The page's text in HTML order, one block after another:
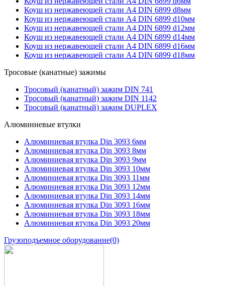
Коуш из нержавеющей стали А4 DIN 6899 d8мм
Коуш из нержавеющей стали А4 DIN 6899 d10мм
Коуш из нержавеющей стали А4 DIN 6899 d12мм
Коуш из нержавеющей стали А4 DIN 6899 d14мм
Коуш из нержавеющей стали А4 DIN 6899 d16мм
Коуш из нержавеющей стали А4 DIN 6899 d18мм
Тросовые (канатные) зажимы
Тросовый (канатный) зажим DIN 741
Тросовый (канатный) зажим DIN 1142
Тросовый (канатный) зажим DUPLEX
Алюминиевые втулки
Алюминиевая втулка Din 3093 6мм
Алюминиевая втулка Din 3093 8мм
Алюминиевая втулка Din 3093 9мм
Алюминиевая втулка Din 3093 10мм
Алюминиевая втулка Din 3093 11мм
Алюминиевая втулка Din 3093 12мм
Алюминиевая втулка Din 3093 14мм
Алюминиевая втулка Din 3093 16мм
Алюминиевая втулка Din 3093 18мм
Алюминиевая втулка Din 3093 20мм
Грузоподъемное оборудование(0)